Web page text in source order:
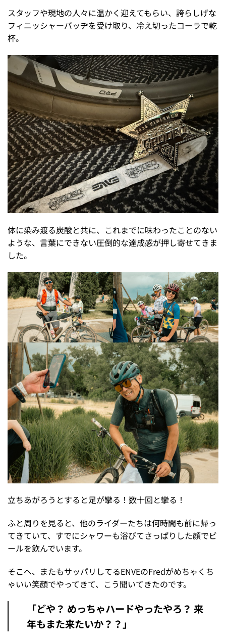
スタッフや現地の人々に温かく迎えてもらい、誇らしげな
フィニッシャーバッヂを受け取り、冷え切ったコーラで乾
杯。
体に染み渡る炭酸と共に、これまでに味わったことのない
ような、言葉にできない圧倒的な達成感が押し寄せてきま
した。
立ちあがろうとすると足が攣る！数十回と攣る！
ふと周りを見ると、他のライダーたちは何時間も前に帰っ
てきていて、すでにシャワーも浴びてさっぱりした顔でビ
ールを飲んでいます。
そこへ、またもサッパリしてるENVEのFredがめちゃくち
ゃいい笑顔でやってきて、こう聞いてきたのです。
「どや？ めっちゃハードやったやろ？ 来
年もまた来たいか？？」